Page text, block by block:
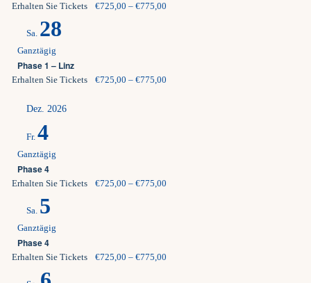
Erhalten Sie Tickets €725,00 – €775,00
Sa. 28
Ganztägig
Phase 1 – Linz
Erhalten Sie Tickets €725,00 – €775,00
Dez. 2026
Fr. 4
Ganztägig
Phase 4
Erhalten Sie Tickets €725,00 – €775,00
Sa. 5
Ganztägig
Phase 4
Erhalten Sie Tickets €725,00 – €775,00